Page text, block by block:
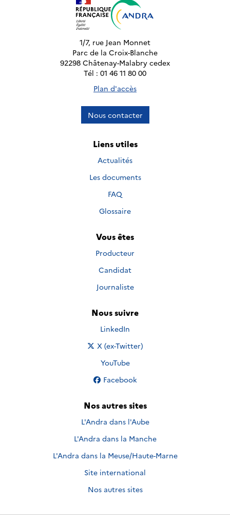
1/7, rue Jean Monnet
Parc de la Croix-Blanche
92298 Châtenay-Malabry cedex
Tél : 01 46 11 80 00
Plan d'accès
Nous contacter
Liens utiles
Actualités
Les documents
FAQ
Glossaire
Vous êtes
Producteur
Candidat
Journaliste
Nous suivre
Nous suivre sur
LinkedIn
Nous suivre sur
X (ex-Twitter)
Nous suivre sur
YouTube
Nous suivre sur
Facebook
Nos autres sites
L'Andra dans l'Aube
L'Andra dans la Manche
L'Andra dans la Meuse/Haute-Marne
Site international
Nos autres sites